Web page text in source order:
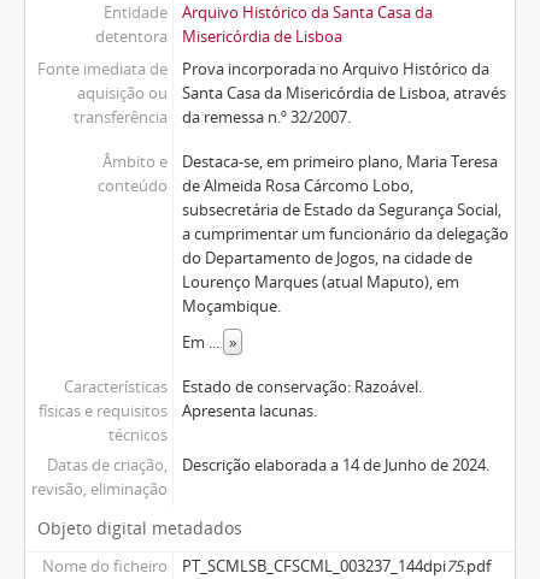
Entidade
detentora
Arquivo Histórico da Santa Casa da
Misericórdia de Lisboa
Fonte imediata de
aquisição ou
transferência
Prova incorporada no Arquivo Histórico da
Santa Casa da Misericórdia de Lisboa, através
da remessa n.º 32/2007.
Âmbito e
conteúdo
Destaca-se, em primeiro plano, Maria Teresa
de Almeida Rosa Cárcomo Lobo,
subsecretária de Estado da Segurança Social,
a cumprimentar um funcionário da delegação
do Departamento de Jogos, na cidade de
Lourenço Marques (atual Maputo), em
Moçambique.
Em ... »
Características
físicas e requisitos
técnicos
Estado de conservação: Razoável.
Apresenta lacunas.
Datas de criação,
revisão, eliminação
Descrição elaborada a 14 de Junho de 2024.
Objeto digital metadados
Nome do ficheiro PT_SCMLSB_CFSCML_003237_144dpi75.pdf